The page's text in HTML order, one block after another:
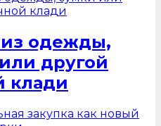
одежды,
другой
клади